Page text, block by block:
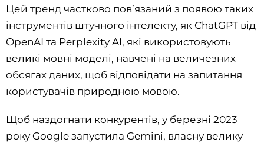
Цей тренд частково пов’язаний з появою таких
інструментів штучного інтелекту, як ChatGPT від
OpenAI та Perplexity AI, які використовують
великі мовні моделі, навчені на величезних
обсягах даних, щоб відповідати на запитання
користувачів природною мовою.
Щоб наздогнати конкурентів, у березні 2023
року Google запустила Gemini, власну велику